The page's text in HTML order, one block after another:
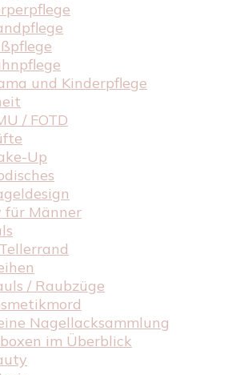
und Kinderpflege
/ FOTD
Up
für Männer
/ Raubzüge
Nagellacksammlung
im Überblick